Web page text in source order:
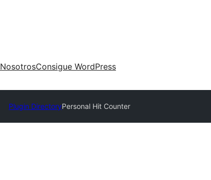
NosotrosConsigue WordPress
Plugin DirectoryPersonal Hit Counter